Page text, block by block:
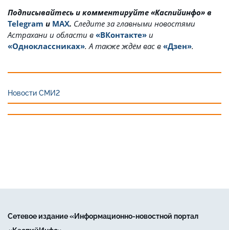
Подписывайтесь и комментируйте «Каспийинфо» в
Telegram и MAX. Cледите за главными новостями
Астрахани и области в «ВКонтакте» и
«Одноклассниках». А также ждём вас в «Дзен».
Новости СМИ2
Сетевое издание «Информационно-новостной портал